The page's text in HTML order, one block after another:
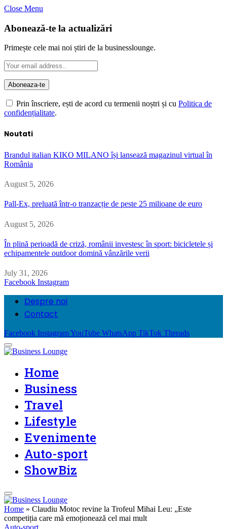
Close Menu
Abonează-te la actualizări
Primește cele mai noi știri de la businesslounge.
Prin înscriere, ești de acord cu termenii noștri și cu Politica de
confidențialitate.
Noutati
Brandul italian KIKO MILANO își lansează magazinul virtual în
România
August 5, 2026
Pall-Ex, preluată într-o tranzacție de peste 25 milioane de euro
August 5, 2026
În plină perioadă de criză, românii investesc în sport: bicicletele și
echipamentele outdoor domină vânzările verii
July 31, 2026
Facebook Instagram
Despre noi
Contact
Facebook InstagramYouTube WhatsApp TikTok Threads
Home
Business
Travel
Lifestyle
Evenimente
Auto-sport
ShowBiz
Home » Claudiu Motoc revine la Trofeul Mihai Leu: „Este
competiția care mă emoționează cel mai mult